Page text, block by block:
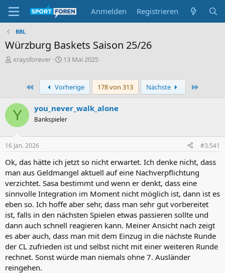
Anmelden Registrieren
BBL
Würzburg Baskets Saison 25/26
E
l
l
xraysforever
E
t
e
l
t
13 Mai 2025
Erste Vorherige 178 von 313 Nächste
Y you_never_walk_alone
Bankspieler
16 Jan. 2026 #3.541
Ok, das hätte ich jetzt so nicht erwartet. Ich denke nicht, dass
man aus Geldmangel aktuell auf eine Nachverpflichtung
verzichtet. Sasa bestimmt und wenn er denkt, dass eine
sinnvolle Integration im Moment nicht möglich ist, dann ist es
eben so. Ich hoffe aber sehr, dass man sehr gut vorbereitet
ist, falls in den nächsten Spielen etwas passieren sollte und
dann auch schnell reagieren kann. Meiner Ansicht nach zeigt
es aber auch, dass man mit dem Einzug in die nächste Runde
der CL zufrieden ist und selbst nicht mit einer weiteren Runde
rechnet. Sonst würde man niemals ohne 7. Ausländer
reingehen.